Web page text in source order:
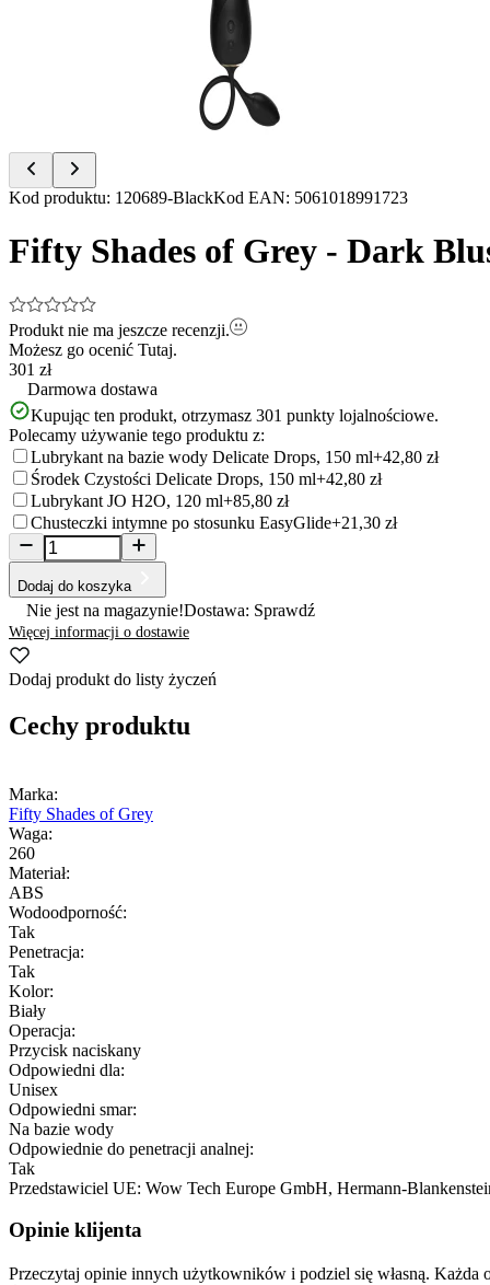
Item
of
Kod produktu: 120689-BlackKod EAN: 5061018991723
Fifty Shades of Grey - Dark
Produkt nie ma jeszcze recenzji.
Możesz go ocenić Tutaj.
301 zł
Darmowa dostawa
Kupując ten produkt, otrzymasz 301 punkty lojalnościowe.
Polecamy używanie tego produktu z:
Lubrykant na bazie wody Delicate Drops, 150 ml+42,80 zł
Środek Czystości Delicate Drops, 150 ml+42,80 zł
Lubrykant JO H2O, 120 ml+85,80 zł
Chusteczki intymne po stosunku EasyGlide+21,30 zł
Dodaj do koszyka
Nie jest na magazynie!Dostawa: Sprawdź
Więcej informacji o dostawie
Dodaj produkt do listy życzeń
Cechy produktu
Marka:
Fifty Shades of Grey
Waga:
260
Materiał:
ABS
Wodoodporność:
Tak
Penetracja:
Tak
Kolor:
Biały
Operacja:
Przycisk naciskany
Odpowiedni dla:
Unisex
Odpowiedni smar:
Na bazie wody
Odpowiednie do penetracji analnej:
Tak
Przedstawiciel UE: Wow Tech Europe GmbH, Hermann-
Opinie klijenta
Przeczytaj opinie innych użytkowników i podziel się własną.